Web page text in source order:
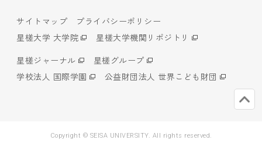
サイトマップ
プライバシーポリシー
星槎大学 大学院
星槎大学機関リポジトリ
星槎ジャーナル
星槎グループ
学校法人 国際学園
公益財団法人 世界こども財団
Copyright © SEISA UNIVERSITY. All rights reserved.